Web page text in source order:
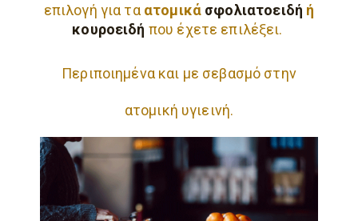
επιλογή για τα ατομικά σφολιατοειδή ή
κουροειδή που έχετε επιλέξει.
Περιποιημένα και με σεβασμό στην
ατομική υγιεινή.